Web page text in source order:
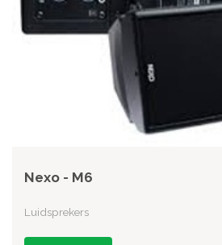
Nexo - M6
Luidsprekers